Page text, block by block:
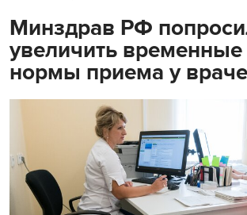
Минздрав РФ
увеличить временные
нормы приема у